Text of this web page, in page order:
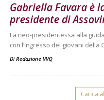
Gabriella Favara è
presidente di
La neo-presidentessa alla
con l’ingresso dei giovani della
Di Redazione VVQ
Carica